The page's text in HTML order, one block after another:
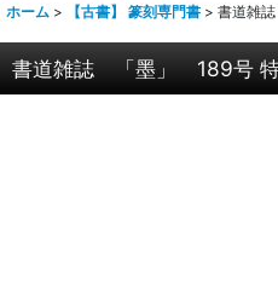
ホーム > 【古書】 篆刻専門書 > 書道雑
書道雑誌 「墨」 189号 特